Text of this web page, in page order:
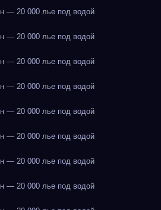
— 20 000 лье под водой
— 20 000 лье под водой
— 20 000 лье под водой
— 20 000 лье под водой
— 20 000 лье под водой
— 20 000 лье под водой
— 20 000 лье под водой
— 20 000 лье под водой